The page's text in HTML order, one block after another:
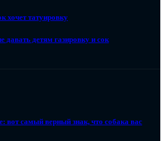
хочет татуировку
детям газировку и сок
вот самый верный знак, что собака вас